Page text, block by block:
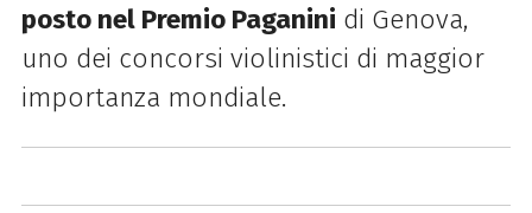
posto nel Premio Paganini di Genova,
uno dei concorsi violinistici di maggior
importanza mondiale.